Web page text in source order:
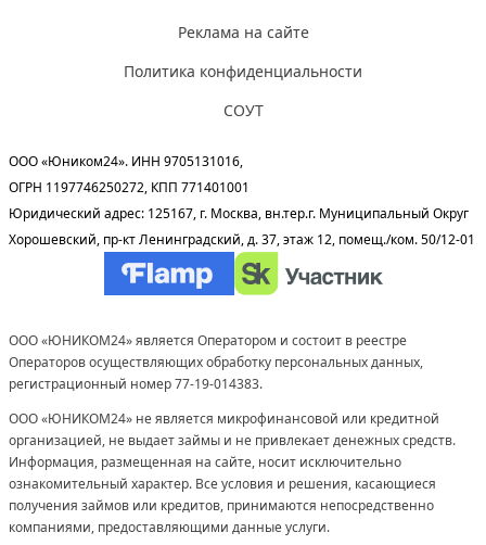
Реклама на сайте
Политика конфиденциальности
СОУТ
ООО «Юником24». ИНН 9705131016,
ОГРН 1197746250272, КПП 771401001
Юридический адрес: 125167, г. Москва, вн.тер.г. Муниципальный Округ
Хорошевский, пр-кт Ленинградский, д. 37, этаж 12, помещ./ком. 50/12-01
ООО «ЮНИКОМ24» является Оператором и состоит в реестре
Операторов осуществляющих обработку персональных данных,
регистрационный номер 77-19-014383.
ООО «ЮНИКОМ24» не является микрофинансовой или кредитной
организацией, не выдает займы и не привлекает денежных средств.
Информация, размещенная на сайте, носит исключительно
ознакомительный характер. Все условия и решения, касающиеся
получения займов или кредитов, принимаются непосредственно
компаниями, предоставляющими данные услуги.